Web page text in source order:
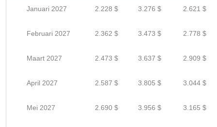
Januari 2027 2.228 $ 3.276 $ 2.621 $
Februari 2027 2.362 $ 3.473 $ 2.778 $
Maart 2027 2.473 $ 3.637 $ 2.909 $
April 2027 2.587 $ 3.805 $ 3.044 $
Mei 2027 2.690 $ 3.956 $ 3.165 $